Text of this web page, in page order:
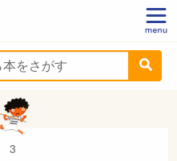
3